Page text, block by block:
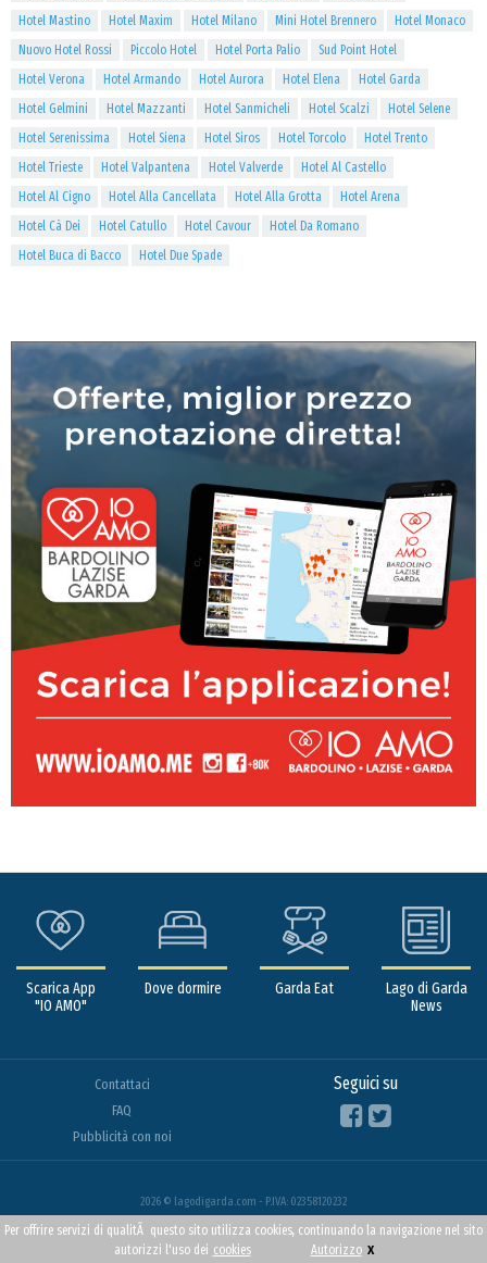
Hotel Mastino
Hotel Maxim Hotel Milano Mini Hotel Brennero
Hotel Monaco
Nuovo Hotel Rossi
Piccolo Hotel Hotel Porta Palio
Sud Point Hotel
Hotel Verona
Hotel Armando Hotel Aurora Hotel Elena
Hotel Garda
Hotel Gelmini
Hotel Mazzanti Hotel Sanmicheli Hotel Scalzi
Hotel Selene
Hotel Serenissima
Hotel Siena Hotel Siros Hotel Torcolo
Hotel Trento
Hotel Trieste
Hotel Valpantena Hotel Valverde
Hotel Al Castello
Hotel Al Cigno
Hotel Alla Cancellata Hotel Alla Grotta
Hotel Arena
Hotel Cà Dei
Hotel Catullo Hotel Cavour
Hotel Da Romano
Hotel Buca di Bacco
Hotel Due Spade
Scarica App
"IO AMO"
Dove dormire Garda Eat
Lago di Garda
News
Contattaci
FAQ
Pubblicità con noi
Seguici su
2026 © lagodigarda.com - P.IVA: 02358120232
Per offrire servizi di qualitÃ questo sito utilizza cookies, continuando la navigazione nel sito
autorizzi l'uso dei cookies Autorizzo x